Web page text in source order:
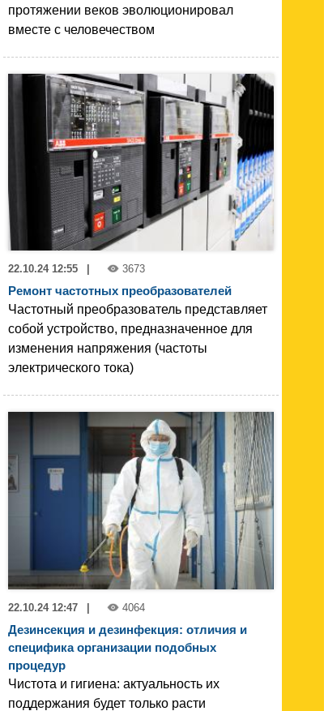
протяжении веков эволюционировал
вместе с человечеством
22.10.24 12:55 3673
Ремонт частотных преобразователей
Частотный преобразователь представляет
собой устройство, предназначенное для
изменения напряжения (частоты
электрического тока)
22.10.24 12:47 4064
Дезинсекция и дезинфекция: отличия и
специфика организации подобных
процедур
Чистота и гигиена: актуальность их
поддержания будет только расти